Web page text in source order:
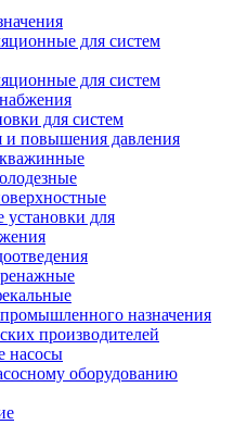
для систем
для систем
для систем
и повышения давления
установки для
назначения
производителей
насосы
оборудованию